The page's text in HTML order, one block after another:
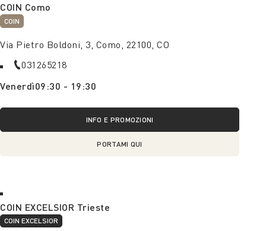
COIN Como
COIN
Via Pietro Boldoni, 3, Como, 22100, CO
031265218
Venerdì09:30 - 19:30
INFO E PROMOZIONI
PORTAMI QUI
COIN EXCELSIOR Trieste
COIN EXCELSIOR